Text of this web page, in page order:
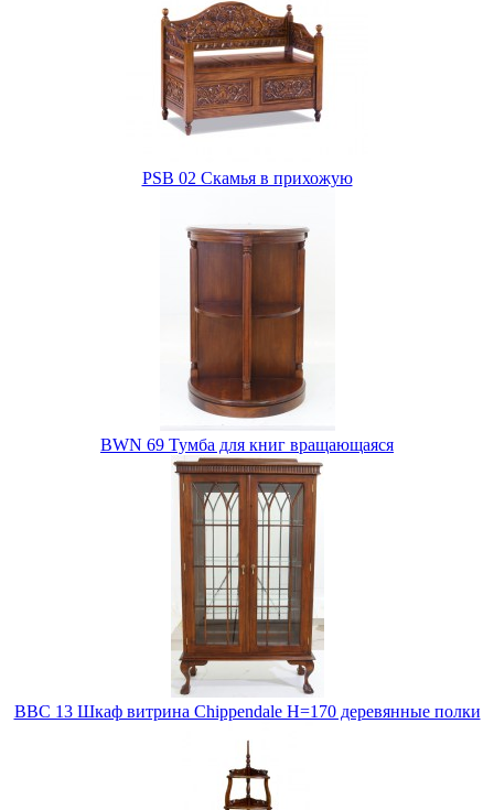
PSB 02 Скамья в прихожую
BWN 69 Тумба для книг вращающаяся
BBC 13 Шкаф витрина Chippendale H=170 деревянные полки